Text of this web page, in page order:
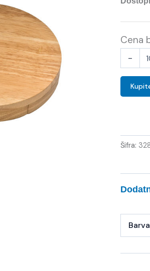
Cena
-
Šifra:
Barva